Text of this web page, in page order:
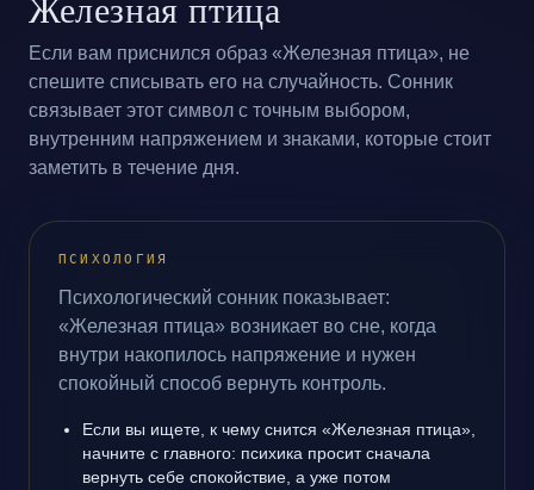
Если вам приснился образ «Железная птица», не
спешите списывать его на случайность. Сонник
связывает этот символ с точным выбором,
внутренним напряжением и знаками, которые стоит
заметить в течение дня.
ПСИХОЛОГИЯ
Психологический сонник показывает:
«Железная птица» возникает во сне, когда
внутри накопилось напряжение и нужен
спокойный способ вернуть контроль.
Если вы ищете, к чему снится «Железная птица»,
начните с главного: психика просит сначала
вернуть себе спокойствие, а уже потом